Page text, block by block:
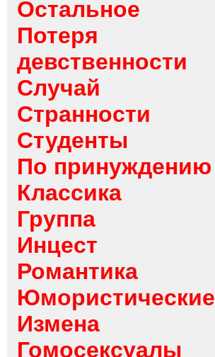
Остальное
Потеря
девственности
Случай
Странности
Студенты
По принуждению
Классика
Группа
Инцест
Романтика
Юмористические
Измена
Гомосексуалы